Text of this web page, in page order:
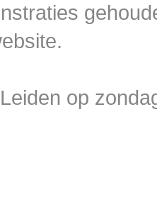
op